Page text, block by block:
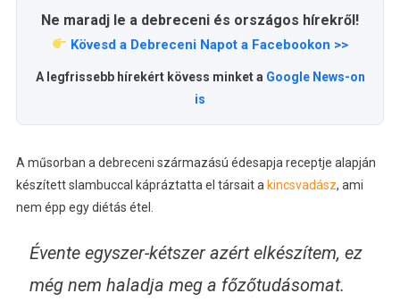
Ne maradj le a debreceni és országos hírekről!
Kövesd a Debreceni Napot a Facebookon >>
A legfrissebb hírekért kövess minket a Google News-on
is
A műsorban a debreceni származású édesapja receptje alapján
készített slambuccal kápráztatta el társait a kincsvadász, ami
nem épp egy diétás étel.
Évente egyszer-kétszer azért elkészítem, ez
még nem haladja meg a főzőtudásomat.